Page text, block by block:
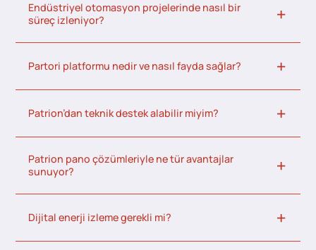
Endüstriyel otomasyon projelerinde nasıl bir
süreç izleniyor?
Partori platformu nedir ve nasıl fayda sağlar?
Patrion’dan teknik destek alabilir miyim?
Patrion pano çözümleriyle ne tür avantajlar
sunuyor?
Dijital enerji izleme gerekli mi?